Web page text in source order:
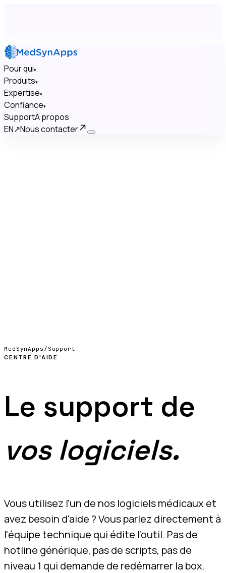
Pour qui▾
Produits▾
Expertise▾
Confiance▾
SupportÀ propos
EN↗Nous contacter
MedSynApps / Support
CENTRE D'AIDE
Le support de
vos logiciels.
Vous utilisez l'un de nos logiciels médicaux et
avez besoin d'aide ? Vous parlez directement à
l'équipe technique qui édite l'outil. Pas de
hotline générique, pas de scripts, pas de
niveau 1 qui demande de redémarrer la box.